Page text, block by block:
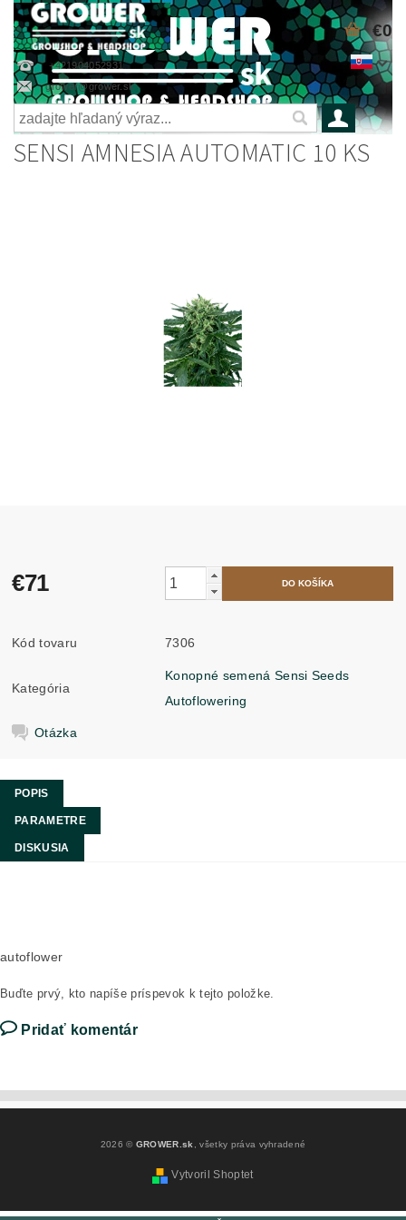
+421904052931
grower@grower.sk
€0
SENSI AMNESIA AUTOMATIC 10 KS
€71
Kód tovaru 7306
Kategória
Konopné semená Sensi Seeds
Autoflowering
Otázka
POPIS
PARAMETRE
DISKUSIA
autoflower
Buďte prvý, kto napíše príspevok k tejto položke.
Pridať komentár
2026 © GROWER.sk , všetky práva vyhradené
Vytvoril Shoptet